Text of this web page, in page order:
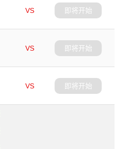
VS
即将开始
VS
即将开始
VS
即将开始